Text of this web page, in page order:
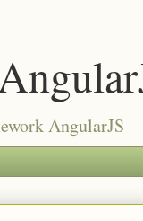
AngularJS